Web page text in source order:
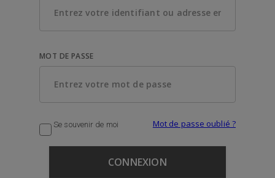
MOT DE PASSE
Se souvenir de moi Mot de passe oublié ?